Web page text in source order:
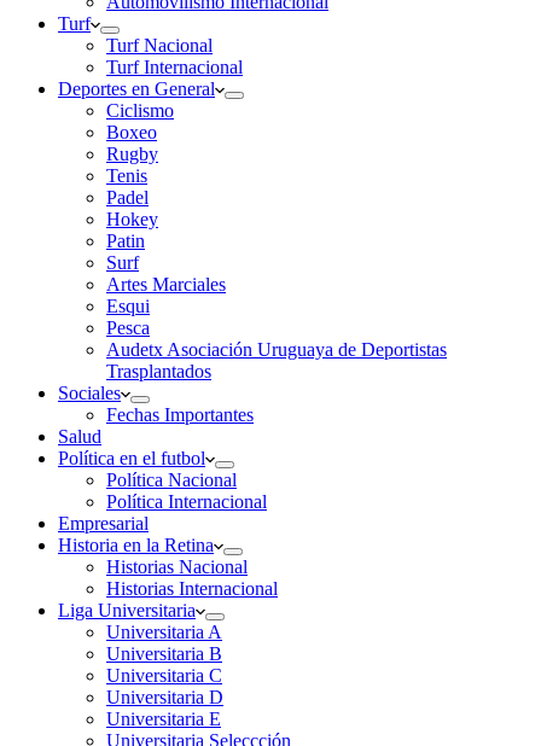
Turf
Turf Nacional
Turf Internacional
Deportes en General
Ciclismo
Boxeo
Rugby
Tenis
Padel
Hokey
Patin
Surf
Artes Marciales
Esqui
Pesca
Audetx Asociación Uruguaya de Deportistas
Trasplantados
Sociales
Fechas Importantes
Salud
Política en el futbol
Política Nacional
Política Internacional
Empresarial
Historia en la Retina
Historias Nacional
Historias Internacional
Liga Universitaria
Universitaria A
Universitaria B
Universitaria C
Universitaria D
Universitaria E
Universitaria Seleccción